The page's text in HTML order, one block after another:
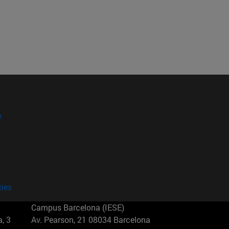
3
Campus Barcelona (IESE)
Av. Pearson, 21 08034 Barcelona